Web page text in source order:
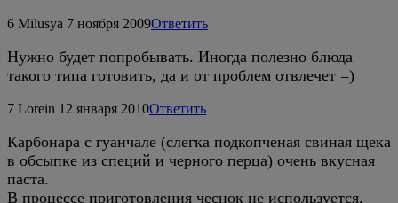
6 Milusya 7 ноября 2009Ответить
Нужно будет попробывать. Иногда полезно блюда
такого типа готовить, да и от проблем отвлечет =)
7 Lorein 12 января 2010Ответить
Карбонара с гуанчале (слегка подкопченая свиная щека
в обсыпке из специй и черного перца) очень вкусная
паста.
В процессе приготовления чеснок не используется.